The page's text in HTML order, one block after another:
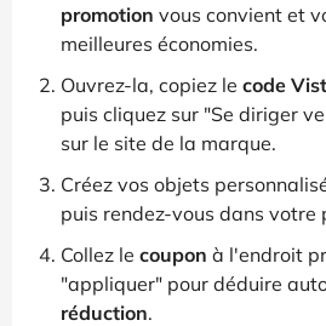
promotion vous convient et
meilleures économies.
Ouvrez-la, copiez le code
puis cliquez sur "Se diriger
sur le site de la marque.
Créez vos objets
puis rendez-vous dans votre
Collez le coupon à l'endroit
"appliquer" pour déduire
réduction.